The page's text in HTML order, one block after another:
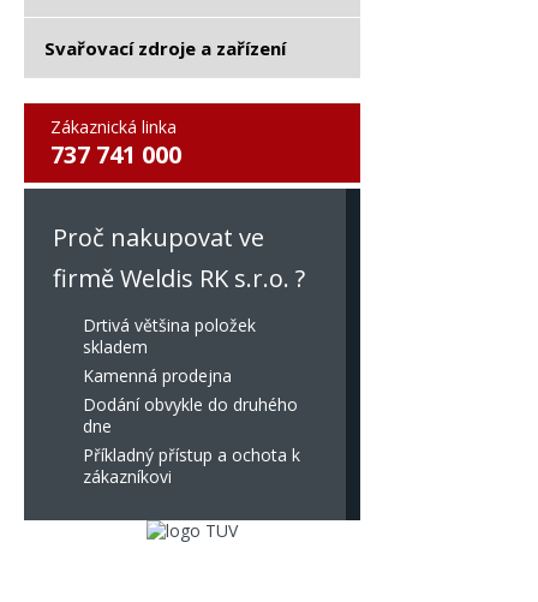
Svařovací zdroje a zařízení
Zákaznická linka
737 741 000
Proč nakupovat ve
firmě Weldis RK s.r.o. ?
Drtivá většina položek
skladem
Kamenná prodejna
Dodání obvykle do druhého
dne
Příkladný přístup a ochota k
zákazníkovi